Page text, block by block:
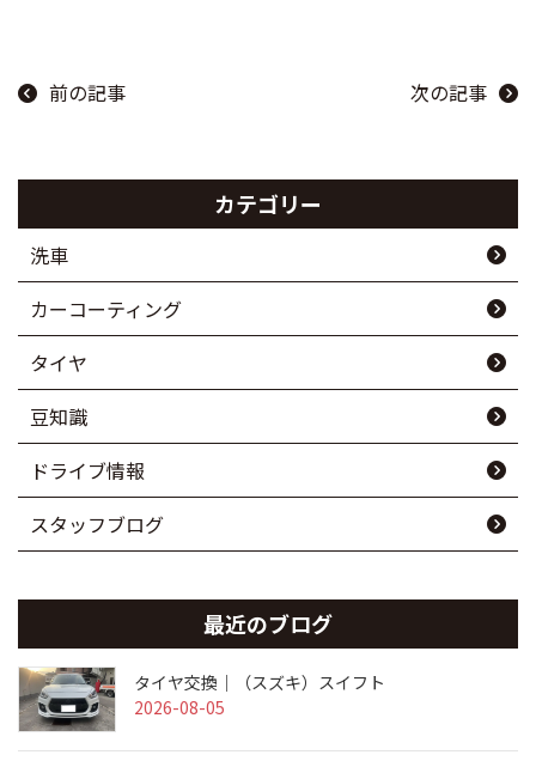
前の記事 次の記事
カテゴリー
洗車
カーコーティング
タイヤ
豆知識
ドライブ情報
スタッフブログ
最近のブログ
タイヤ交換｜（スズキ）スイフト
2026-08-05